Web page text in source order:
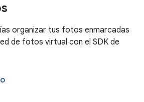
organizar tus fotos enmarcadas
de fotos virtual con el SDK de